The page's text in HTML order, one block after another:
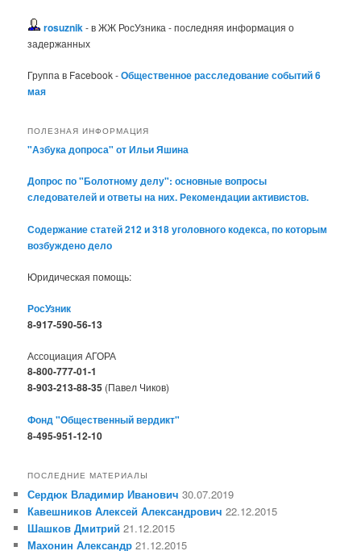
rosuznik- в ЖЖ РосУзника - последняя информация о
задержанных
Группа в Facebook -Общественное расследование событий 6
мая
ПОЛЕЗНАЯ ИНФОРМАЦИЯ
"Азбука допроса" от Ильи Яшина
Допрос по "Болотному делу": основные вопросы
следователей и ответы на них. Рекомендации активистов.
Содержание статей 212 и 318 уголовного кодекса, по которым
возбуждено дело
Юридическая помощь:
РосУзник
8-917-590-56-13
Ассоциация АГОРА
8-800-777-01-1
8-903-213-88-35 (Павел Чиков)
Фонд "Общественный вердикт"
8-495-951-12-10
ПОСЛЕДНИЕ МАТЕРИАЛЫ
Сердюк Владимир Иванович 30.07.2019
Кавешников Алексей Александрович 22.12.2015
Шашков Дмитрий 21.12.2015
Махонин Александр 21.12.2015